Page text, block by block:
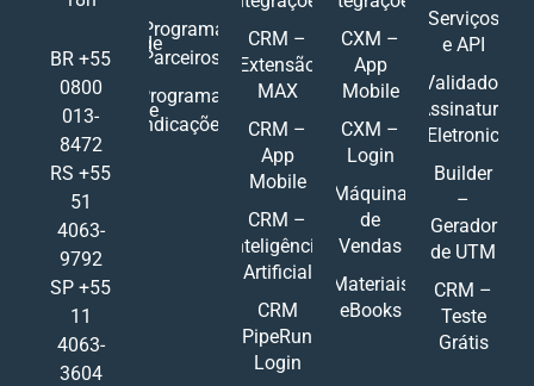
BR +55
0800
013-
8472
RS +55
51
4063-
9792
SP +55
11
4063-
3604
Programa
de
Parceiros
Programa
de
Indicações
CRM –
Extensão
MAX
CRM –
App
Mobile
CRM –
Inteligência
Artificial
CRM
PipeRun
Login
CXM –
App
Mobile
CXM –
Login
Máquina
de
Vendas
Materiais
eBooks
Serviços
e API
Validador
Assinatura
Eletronic
Builder
–
Gerador
de UTM
CRM –
Teste
Grátis